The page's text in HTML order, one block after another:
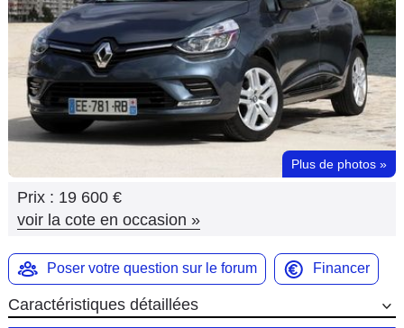
Flottes
Auto
Services
Forum
Marques
Plus de photos »
Prix : 19 600 €
voir la cote en occasion »
Poser votre question sur le forum Financer
Caractéristiques détaillées